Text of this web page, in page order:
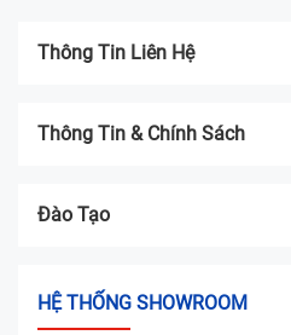
Thông Tin Liên Hệ
Thông Tin & Chính Sách
Đào Tạo
HỆ THỐNG SHOWROOM